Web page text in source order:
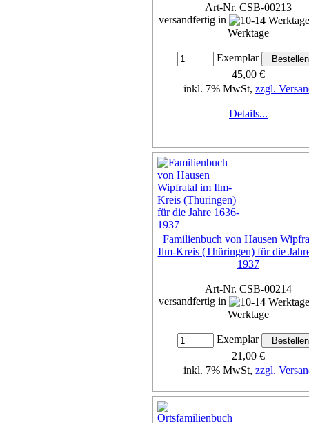
Art-Nr. CSB-00213
versandfertig in
Werktage
Exemplar
45,00 €
inkl. 7% MwSt, zzgl.
Details...
Familienbuch von Hausen
Ilm-Kreis (Thüringen) für die
1937
Art-Nr. CSB-00214
versandfertig in
Werktage
Exemplar
21,00 €
inkl. 7% MwSt, zzgl.
Details...